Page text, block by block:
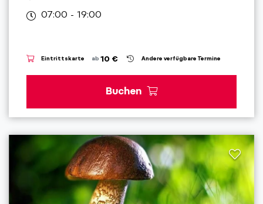
07:00 - 19:00
Eintrittskarte ab 10 € Andere verfügbare Termine
Buchen